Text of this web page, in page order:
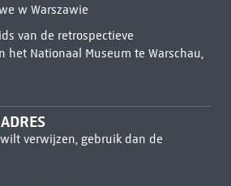
w Warszawie
van de retrospectieve
het Nationaal Museum te Warschau,
verwijzen, gebruik dan de